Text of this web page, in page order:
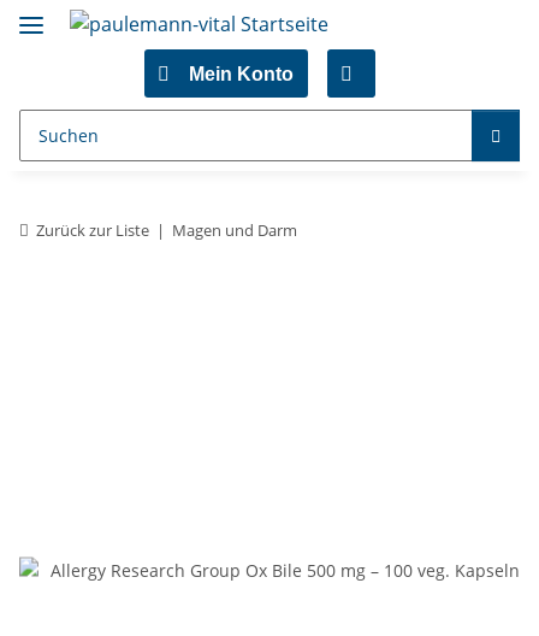
Mein Konto
Zurück zur Liste Magen und Darm